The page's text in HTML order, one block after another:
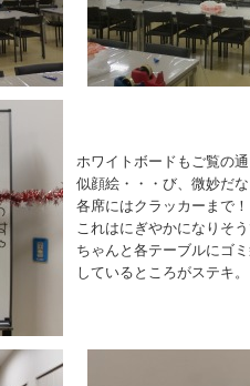
ホワイトボードもご覧の
似顔絵・・・び、微妙だ
各席にはクラッカーまで！
これはにぎやかになりそう
ちゃんと各テーブルにゴ
しているところがステキ。